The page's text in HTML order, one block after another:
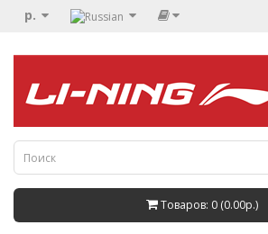
р.
Товаров: 0 (0.00р.)